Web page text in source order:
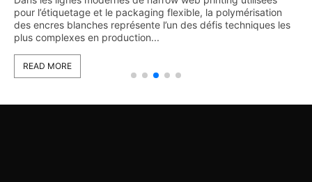
pour l’étiquetage et le packaging flexible, la polymérisation
des encres blanches représente l’un des défis techniques les
plus complexes en production...
READ MORE